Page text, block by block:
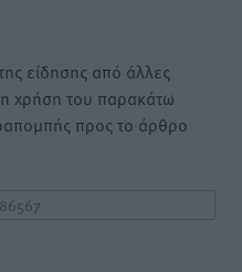
είδησης από άλλες
η χρήση του παρακάτω
προς το άρθρο